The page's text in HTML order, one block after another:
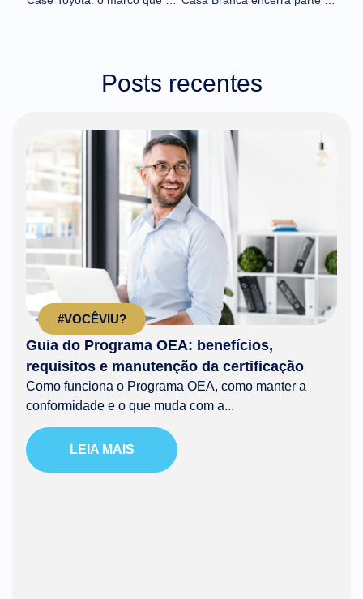
Posts recentes
#VOCÊVIU?
Guia do Programa OEA: benefícios,
requisitos e manutenção da certificação
Como funciona o Programa OEA, como manter a
conformidade e o que muda com a...
LEIA MAIS